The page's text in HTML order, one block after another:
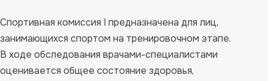
Спортивная комиссия I предназначена для лиц,
занимающихся спортом на тренировочном этапе.
В ходе обследования врачами-специалистами
оценивается общее состояние здоровья,